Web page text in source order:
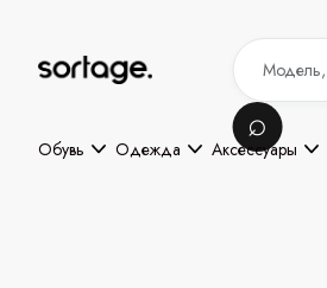
Обувь Одежда Аксессуары